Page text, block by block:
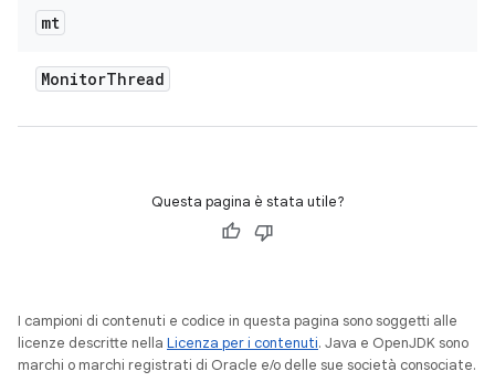
mt
MonitorThread
Questa pagina è stata utile?
I campioni di contenuti e codice in questa pagina sono soggetti alle
licenze descritte nella Licenza per i contenuti. Java e OpenJDK sono
marchi o marchi registrati di Oracle e/o delle sue società consociate.